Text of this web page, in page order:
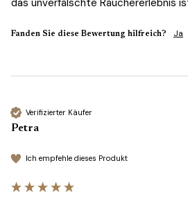
das unverfälschte Räuchererlebnis
Fanden Sie diese Bewertung hilfreich? Ja
Verifizierter Käufer
Petra
Ich empfehle dieses Produkt